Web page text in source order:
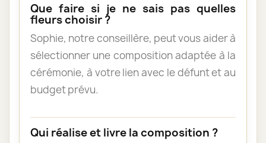
Que faire si je ne sais pas quelles
fleurs choisir ?
Sophie, notre conseillère, peut vous aider à
sélectionner une composition adaptée à la
cérémonie, à votre lien avec le défunt et au
budget prévu.
Qui réalise et livre la composition ?